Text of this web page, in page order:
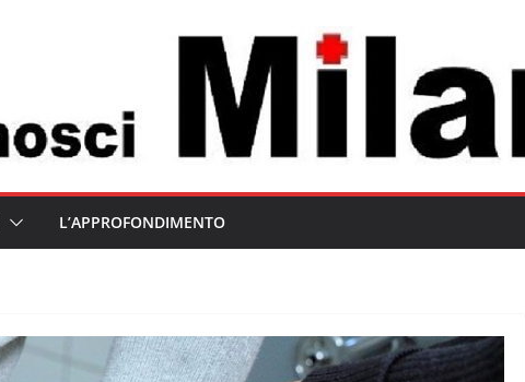
L’APPROFONDIMENTO